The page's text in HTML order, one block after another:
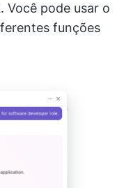
Você pode usar o
funções